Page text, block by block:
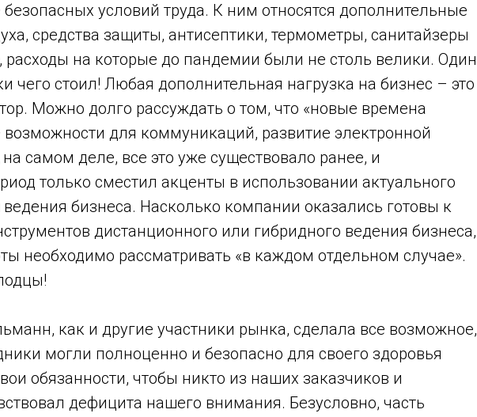
условий труда. К ним относятся дополнительные
средства защиты, антисептики, термометры, санитайзеры
расходы на которые до пандемии были не столь велики. Один
чего стоил! Любая дополнительная нагрузка на бизнес – это
Можно долго рассуждать о том, что «новые времена
для коммуникаций, развитие электронной
самом деле, все это уже существовало ранее, и
только сместил акценты в использовании актуального
бизнеса. Насколько компании оказались готовы к
дистанционного или гибридного ведения бизнеса,
необходимо рассматривать «в каждом отдельном случае».
как и другие участники рынка, сделала все возможное,
могли полноценно и безопасно для своего здоровья
обязанности, чтобы никто из наших заказчиков и
дефицита нашего внимания. Безусловно, часть